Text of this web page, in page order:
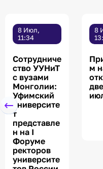
8 Июл,
11:34
Сотрудниче
ство УУНиТ
с вузами
Монголии:
Уфимский
университе
т
представле
н на I
Форуме
ректоров
университе
8
м